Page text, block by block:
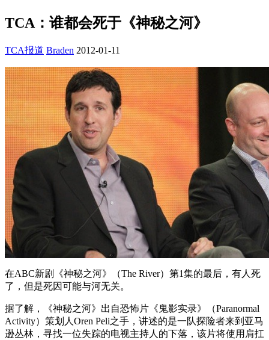
TCA：谁都会死于《神秘之河》
TCA报道 Braden 2012-01-11
在ABC新剧《神秘之河》（The River）第1集的最后，有人死
了，但是死因可能与河无关。
据了解，《神秘之河》出自恐怖片《鬼影实录》（Paranormal
Activity）策划人Oren Peli之手，讲述的是一队探险者来到亚马
逊丛林，寻找一位失踪的电视主持人的下落，该片将使用肩扛